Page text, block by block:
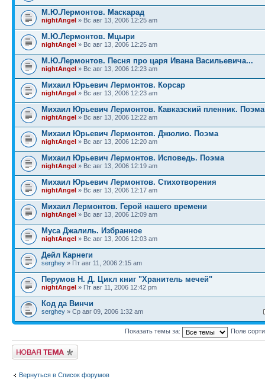
М.Ю.Лермонтов. Маскарад
nightAngel » Вс авг 13, 2006 12:25 am
М.Ю.Лермонтов. Мцыри
nightAngel » Вс авг 13, 2006 12:25 am
М.Ю.Лермонтов. Песня про царя Ивана Васильевича...
nightAngel » Вс авг 13, 2006 12:23 am
Михаил Юрьевич Лермонтов. Корсар
nightAngel » Вс авг 13, 2006 12:23 am
Михаил Юрьевич Лермонтов. Кавказский пленник. Поэма
nightAngel » Вс авг 13, 2006 12:22 am
Михаил Юрьевич Лермонтов. Джюлио. Поэма
nightAngel » Вс авг 13, 2006 12:20 am
Михаил Юрьевич Лермонтов. Исповедь. Поэма
nightAngel » Вс авг 13, 2006 12:19 am
Михаил Юрьевич Лермонтов. Стихотворения
nightAngel » Вс авг 13, 2006 12:17 am
Михаил Лермонтов. Герой нашего времени
nightAngel » Вс авг 13, 2006 12:09 am
Муса Джалиль. Избранное
nightAngel » Вс авг 13, 2006 12:03 am
Дейл Карнеги
serghey » Пт авг 11, 2006 2:15 am
Перумов Н. Д. Цикл книг "Хранитель мечей"
nightAngel » Пт авг 11, 2006 12:42 pm
Код да Винчи
serghey » Ср авг 09, 2006 1:32 am
Показать темы за: Поле
Новая тема
Вернуться в Список форумов